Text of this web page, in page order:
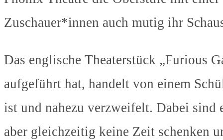
Zuschauer*innen auch mutig ihr
Das englische Theaterstück „Furious
aufgeführt hat, handelt von einem
ist und nahezu verzweifelt. Dabei sind
aber gleichzeitig keine Zeit schenken